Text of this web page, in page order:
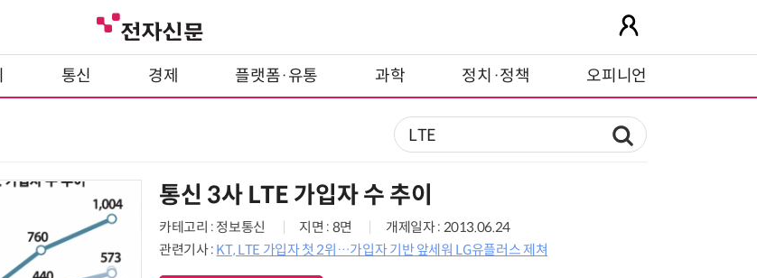
통신 경제 플랫폼·유통 과학 정치·정책 오피니언
통신 3사 LTE 가입자 수 추이
카테고리 : 정보통신 지면 : 8면
개제일자 : 2013.06.24
관련기사 : KT, LTE 가입자 첫 2위…가입자 기반 앞세워 LG유플러스 제쳐